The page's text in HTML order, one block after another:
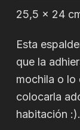
25,5 x 24
Esta
que la
mochila o lo
colocarla
habitación :).